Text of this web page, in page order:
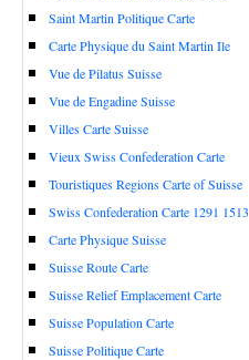
Saint Martin Politique Carte
Carte Physique du Saint Martin Ile
Vue de Pilatus Suisse
Vue de Engadine Suisse
Villes Carte Suisse
Vieux Swiss Confederation Carte
Touristiques Regions Carte of Suisse
Swiss Confederation Carte 1291 1513
Carte Physique Suisse
Suisse Route Carte
Suisse Relief Emplacement Carte
Suisse Population Carte
Suisse Politique Carte